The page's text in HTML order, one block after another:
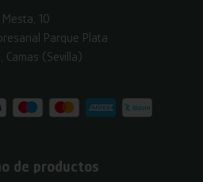
Mesta, 10
Parque Plata
Camas (Sevilla)
de productos